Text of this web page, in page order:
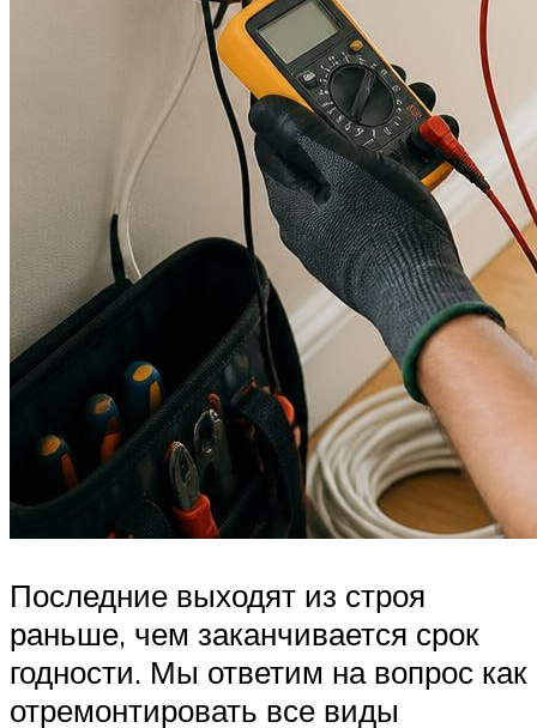
Последние выходят из строя
раньше, чем заканчивается срок
годности. Мы ответим на вопрос как
отремонтировать все виды